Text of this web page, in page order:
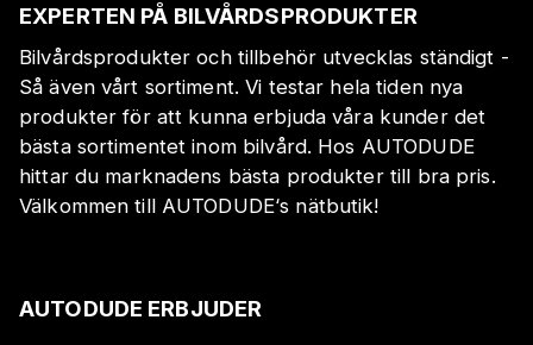
EXPERTEN PÅ BILVÅRDSPRODUKTER
Bilvårdsprodukter och tillbehör utvecklas ständigt -
Så även vårt sortiment. Vi testar hela tiden nya
produkter för att kunna erbjuda våra kunder det
bästa sortimentet inom bilvård. Hos AUTODUDE
hittar du marknadens bästa produkter till bra pris.
Välkommen till AUTODUDE‘s nätbutik!
AUTODUDE ERBJUDER